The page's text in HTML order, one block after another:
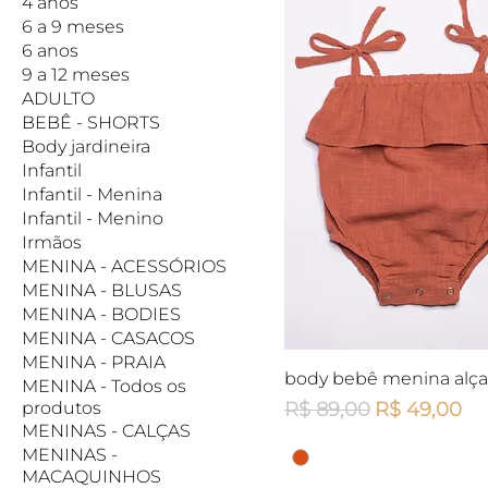
6 a 9 meses
6 anos
9 a 12 meses
ADULTO
BEBÊ - SHORTS
Body jardineira
Infantil
Infantil - Menina
Infantil - Menino
Irmãos
MENINA - ACESSÓRIOS
MENINA - BLUSAS
MENINA - BODIES
MENINA - CASACOS
MENINA - PRAIA
MENINA - Todos os
produtos
MENINAS - CALÇAS
MENINAS -
MACAQUINHOS
Visualização rápida
body bebê menina alça
Preço normal
R$ 89,00 Preço
R$ 49,00